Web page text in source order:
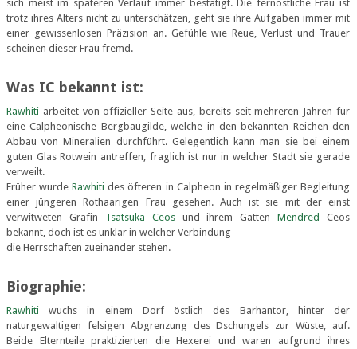
sich meist im späteren Verlauf immer bestätigt. Die fernöstliche Frau ist
trotz ihres Alters nicht zu unterschätzen, geht sie ihre Aufgaben immer mit
einer gewissenlosen Präzision an. Gefühle wie Reue, Verlust und Trauer
scheinen dieser Frau fremd.
Was IC bekannt ist:
Rawhiti arbeitet von offizieller Seite aus, bereits seit mehreren Jahren für
eine Calpheonische Bergbaugilde, welche in den bekannten Reichen den
Abbau von Mineralien durchführt. Gelegentlich kann man sie bei einem
guten Glas Rotwein antreffen, fraglich ist nur in welcher Stadt sie gerade
verweilt.
Früher wurdeRawhiti des öfteren in Calpheon in regelmäßiger Begleitung
einer jüngeren Rothaarigen Frau gesehen. Auch ist sie mit der einst
verwitweten Gräfin Tsatsuka Ceosund ihrem GattenMendred
Ceos
bekannt, doch ist es unklar in welcher Verbindung
die Herrschaften zueinander stehen.
Biographie:
Rawhiti wuchs in einem Dorf östlich des Barhantor, hinter der
naturgewaltigen felsigen Abgrenzung des Dschungels zur Wüste, auf.
Beide Elternteile praktizierten die Hexerei und waren aufgrund ihres